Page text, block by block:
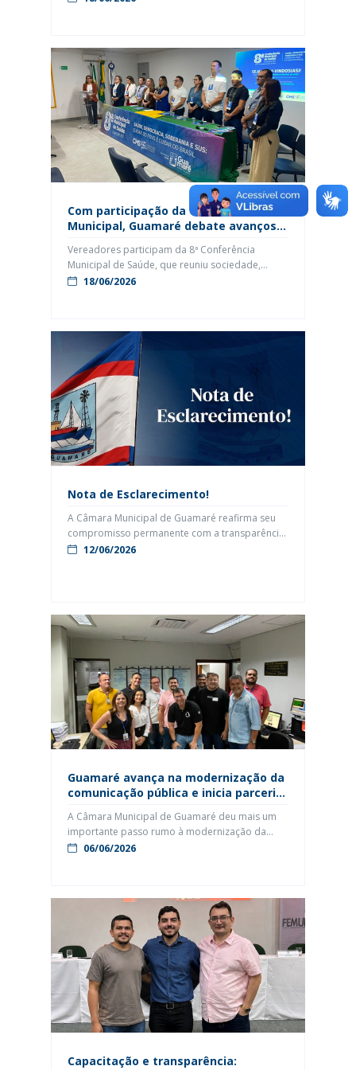
contas dos funcionários, reafirmando o
compromisso da Casa Legislativa com a
valorização do servidor público […]
Com participação da Câmara
Municipal, Guamaré debate avanços e
histórica
Vereadores participam da 8ª Conferência
Municipal de Saúde, que reuniu sociedade,
profissionais e gestores na construção de
participativa, democrática e alinhada às
necessidades da população. Nesta segunda-
feira (15), a Prefeitura de Guamaré, por meio […]
18/06/2026
Nota de Esclarecimento!
A Câmara Municipal de Guamaré reafirma seu
compromisso permanente com a transparência,
a legalidade e o respeito à população diante de
requerimentos relacionados ao acesso a
documentos públicos […]
12/06/2026
Guamaré avança na modernização da
comunicação pública e inicia parceria
Legis Vídeos
A Câmara Municipal de Guamaré deu mais um
importante passo rumo à modernização da
comunicação pública e ao fortalecimento da
estrutura da TV Assembleia do Rio Grande do
Norte, em Natal, onde conheceram de perto os
processos operacionais […]
06/06/2026
Capacitação e transparência: